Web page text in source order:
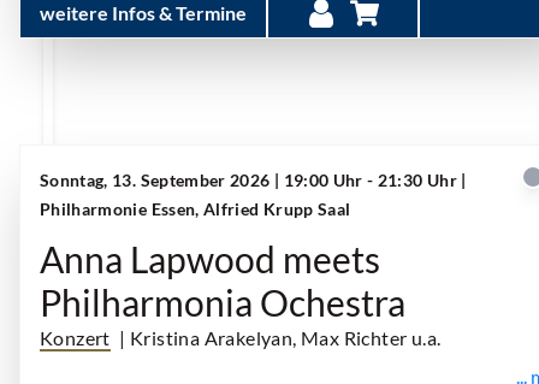
weitere Infos & Termine
Sonntag, 13. September 2026 | 19:00 Uhr - 21:30 Uhr |
Philharmonie Essen, Alfried Krupp Saal
Anna Lapwood meets
Philharmonia Ochestra
Konzert | Kristina Arakelyan, Max Richter u.a.
...